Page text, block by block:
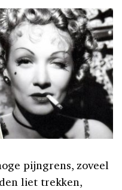
pijngrens, zoveel
liet trekken,